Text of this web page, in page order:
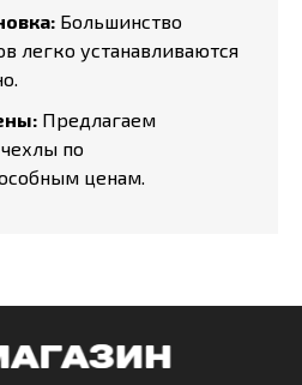
Большинство
легко устанавливаются
Предлагаем
по
ценам.